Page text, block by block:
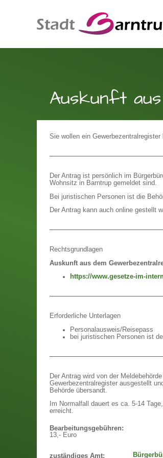
Auskunft
Sie wollen ein Gewerbezentralregister
Der Antrag ist persönlich im
Wohnsitz in Barntrup gemeldet sind.
Bei juristischen Personen ist die
Der Antrag kann auch online gestellt
Rechtsgrundlagen
Auskunft aus dem
https://www.gesetze-im-
Erforderliche Unterlagen
Personalausweis/Reisepass
bei juristischen Personen ist
Der Antrag wird von der
Gewerbezentralregister ausgestellt
Behörde übersandt.
Im Normalfall dauert es ca. 5-14
erreicht.
Bearbeitungsgebühren:
13,- Euro
zuständiges Amt: